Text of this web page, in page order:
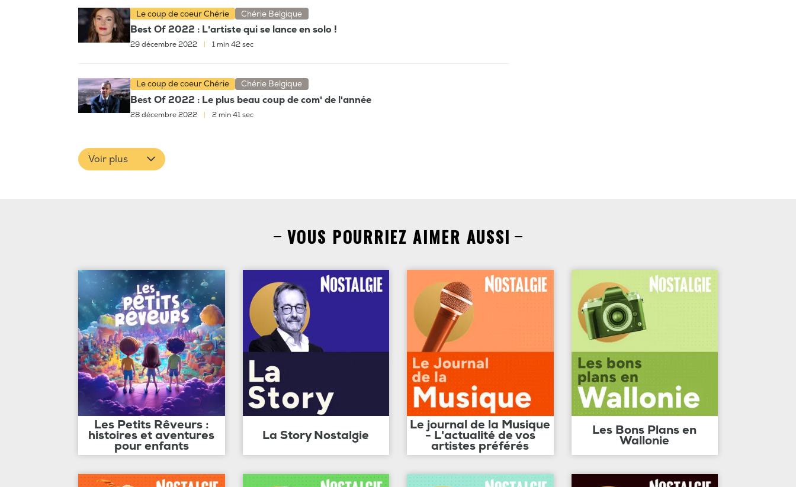
Le coup de coeur Chérie Chérie Belgique
Best Of 2022 : L'artiste qui se lance en solo !
29 décembre 2022 1 min 42 sec
Le coup de coeur Chérie Chérie Belgique
Best Of 2022 : Le plus beau coup de com' de l'année
28 décembre 2022 2 min 41 sec
Voir plus
VOUS POURRIEZ AIMER AUSSI
Les Petits Rêveurs :
histoires et aventures
pour enfants
La Story Nostalgie
Le journal de la Musique
- L'actualité de vos
artistes préférés
Les Bons Plans en
Wallonie